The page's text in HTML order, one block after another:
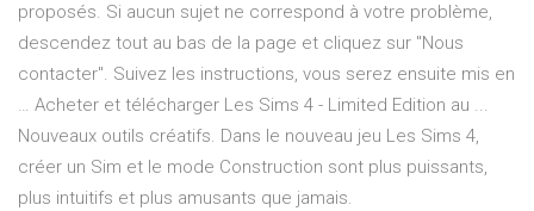
proposés. Si aucun sujet ne correspond à votre problème,
descendez tout au bas de la page et cliquez sur "Nous
contacter". Suivez les instructions, vous serez ensuite mis en
… Acheter et télécharger Les Sims 4 - Limited Edition au ...
Nouveaux outils créatifs. Dans le nouveau jeu Les Sims 4,
créer un Sim et le mode Construction sont plus puissants,
plus intuitifs et plus amusants que jamais.